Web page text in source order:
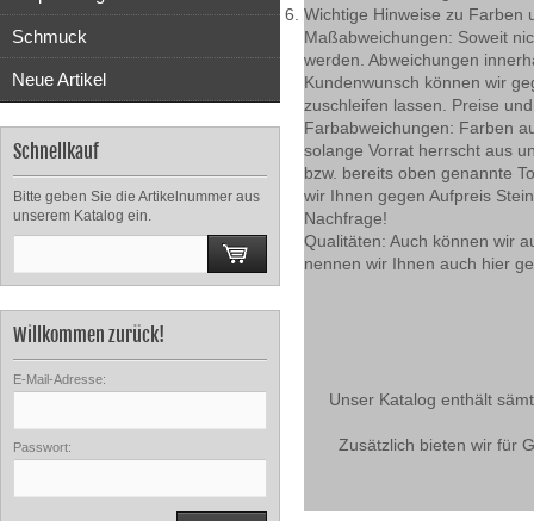
Schmuck
Neue Artikel
Schnellkauf
Bitte geben Sie die Artikelnummer aus
unserem Katalog ein.
Willkommen zurück!
E-Mail-Adresse:
Passwort:
Wichtige Hinweise zu Farben
Maßabweichungen: Soweit
werden. Abweichungen
Kundenwunsch können wir
zuschleifen lassen. Preise
Farbabweichungen: Farben
solange Vorrat herrscht aus
bzw. bereits oben genannte
wir Ihnen gegen Aufpreis
Nachfrage!
Qualitäten: Auch können wir
nennen wir Ihnen auch hier
Unser Katalog enthält
Zusätzlich bieten wir für